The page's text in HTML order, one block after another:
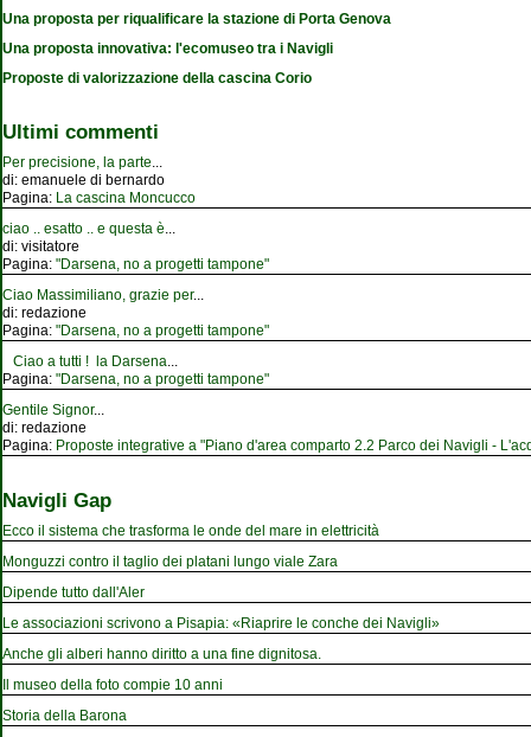
Una proposta per riqualificare la stazione di Porta Genova
Una proposta innovativa: l'ecomuseo tra i Navigli
Proposte di valorizzazione della cascina Corio
Ultimi commenti
Per precisione, la parte...
di: emanuele di bernardo
Pagina: La cascina Moncucco
ciao .. esatto .. e questa è...
di: visitatore
Pagina: "Darsena, no a progetti tampone"
Ciao Massimiliano, grazie per...
di: redazione
Pagina: "Darsena, no a progetti tampone"
Ciao a tutti ! la Darsena...
Pagina: "Darsena, no a progetti tampone"
Gentile Signor...
di: redazione
Pagina: Proposte integrative a "Piano d'area comparto 2.2 Parco dei Navigli -
Navigli Gap
Ecco il sistema che trasforma le onde del mare in elettricità
Monguzzi contro il taglio dei platani lungo viale Zara
Dipende tutto dall'Aler
Le associazioni scrivono a Pisapia: «Riaprire le conche dei Navigli»
Anche gli alberi hanno diritto a una fine dignitosa.
Il museo della foto compie 10 anni
Storia della Barona